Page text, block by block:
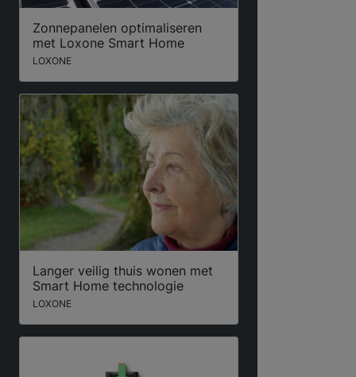
Zonnepanelen optimaliseren
met Loxone Smart Home
LOXONE
Langer veilig thuis wonen met
Smart Home technologie
LOXONE